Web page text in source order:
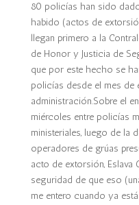
80 policías han sido
habido (actos de
llegan primero a la
de Honor y Justicia de
que por este hecho se
policías desde el mes de
administración.Sobre el
miércoles entre policías
ministeriales, luego de la
operadores de grúas
acto de extorsión, Eslava
seguridad de que eso
me entero cuando ya